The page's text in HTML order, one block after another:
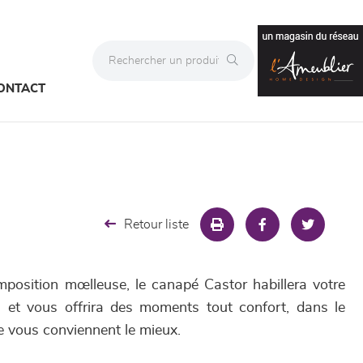
Retour liste
mœlleuse, le canapé Castor habillera votre
et vous offrira des moments tout confort, dans le
vous conviennent le mieux.